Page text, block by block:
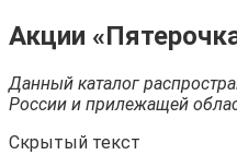
Акции
Данный каталог
России и прилежащей
Скрытый текст